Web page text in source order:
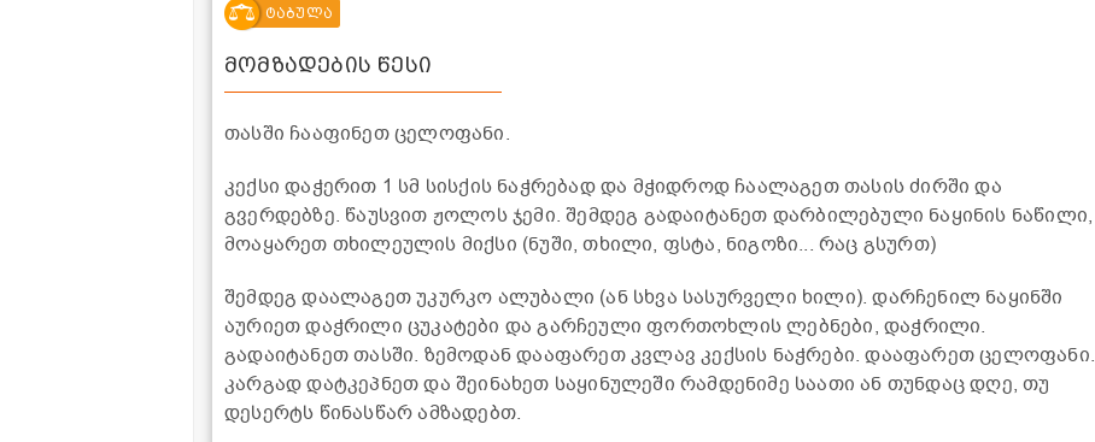
ტაბულა
მომზადების წესი
თასში ჩააფინეთ ცელოფანი.
კექსი დაჭერით 1 სმ სისქის ნაჭრებად და მჭიდროდ ჩაალაგეთ თასის ძირში და
გვერდებზე. წაუსვით ჟოლოს ჯემი. შემდეგ გადაიტანეთ დარბილებული ნაყინის ნაწილი,
მოაყარეთ თხილეულის მიქსი (ნუში, თხილი, ფსტა, ნიგოზი... რაც გსურთ)
შემდეგ დაალაგეთ უკურკო ალუბალი (ან სხვა სასურველი ხილი). დარჩენილ ნაყინში
აურიეთ დაჭრილი ცუკატები და გარჩეული ფორთოხლის ლებნები, დაჭრილი.
გადაიტანეთ თასში. ზემოდან დააფარეთ კვლავ კექსის ნაჭრები. დააფარეთ ცელოფანი.
კარგად დატკეპნეთ და შეინახეთ საყინულეში რამდენიმე საათი ან თუნდაც დღე, თუ
დესერტს წინასწარ ამზადებთ.